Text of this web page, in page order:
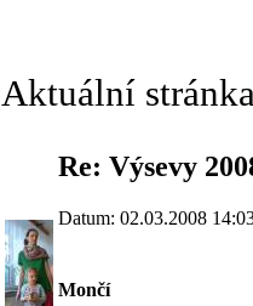
Aktuální
Re: Výsevy
Datum: 02.03.2008
Mončí